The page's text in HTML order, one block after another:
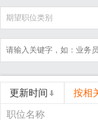
期望职位类别
更新时间 按相
职位名称